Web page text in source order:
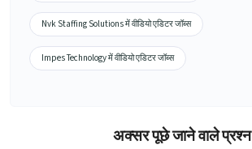
Nvk Staffing Solutions में वीडियो एडिटर जॉब्स
Impes Technology में वीडियो एडिटर जॉब्स
अक्सर पूछे जाने वाले प्रश्न